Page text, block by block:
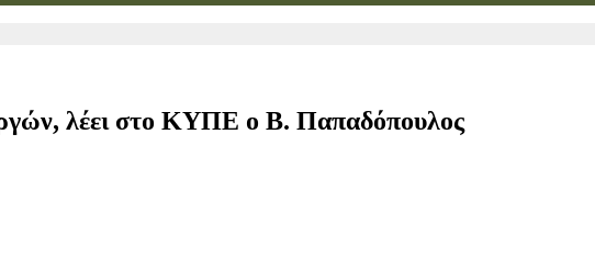
λέει στο ΚΥΠΕ ο Β. Παπαδόπουλος